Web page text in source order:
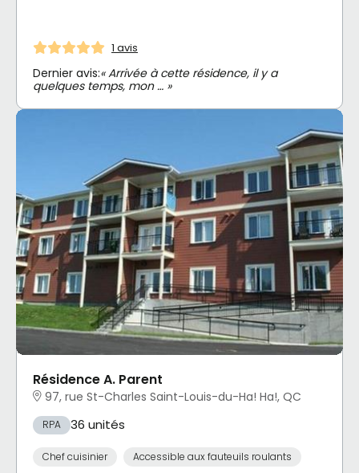
1 avis
Dernier avis:« Arrivée à cette résidence, il y a
quelques temps, mon … »
Résidence A. Parent
97, rue St-Charles Saint-Louis-du-Ha! Ha!, QC
RPA 36 unités
Chef cuisinier Accessible aux fauteuils roulants